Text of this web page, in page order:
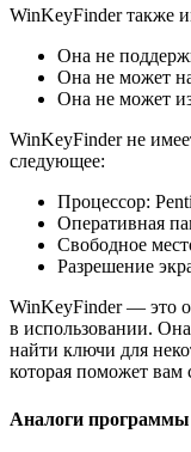
WinKeyFinder также
Она не
Она не может
Она не может
WinKeyFinder не
следующее:
Процессор:
Оперативная
Свободное
Разрешение
WinKeyFinder — это
в использовании.
найти ключи для
которая поможет вам
Аналоги программы